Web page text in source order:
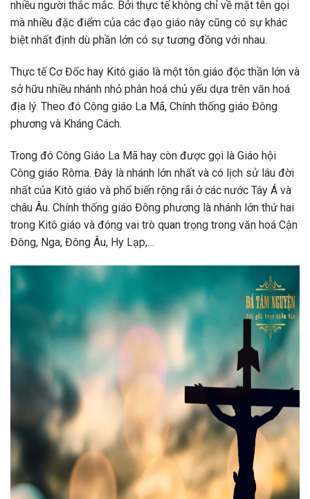
nhiều người thắc mắc. Bởi thực tế không chỉ về mặt tên gọi
mà nhiều đặc điểm của các đạo giáo này cũng có sự khác
biệt nhất định dù phần lớn có sự tương đồng với nhau.
Thực tế Cơ Đốc hay Kitô giáo là một tôn giáo độc thần lớn và
sở hữu nhiều nhánh nhỏ phân hoá chủ yếu dựa trên văn hoá
địa lý. Theo đó Công giáo La Mã, Chính thống giáo Đông
phương và Kháng Cách.
Trong đó Công Giáo La Mã hay còn được gọi là Giáo hội
Công giáo Rôma. Đây là nhánh lớn nhất và có lịch sử lâu đời
nhất của Kitô giáo và phổ biến rộng rãi ở các nước Tây Á và
châu Âu. Chính thống giáo Đông phương là nhánh lớn thứ hai
trong Kitô giáo và đóng vai trò quan trọng trong văn hoá Cận
Đông, Nga, Đông Âu, Hy Lạp,…